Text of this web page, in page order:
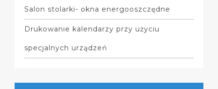
Salon stolarki- okna energooszczędne
Drukowanie kalendarzy przy użyciu
specjalnych urządzeń